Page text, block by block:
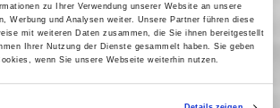
zu Ihrer Verwendung unserer Website an unsere
Werbung und Analysen weiter. Unsere Partner führen diese
mit weiteren Daten zusammen, die Sie ihnen bereitgestellt
Ihrer Nutzung der Dienste gesammelt haben. Sie geben
wenn Sie unsere Webseite weiterhin nutzen.
abonnieren?